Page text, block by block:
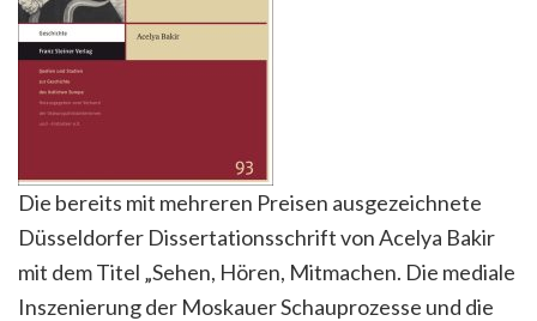
Die bereits mit mehreren Preisen ausgezeichnete
Düsseldorfer Dissertationsschrift von Acelya Bakir
mit dem Titel „Sehen, Hören, Mitmachen. Die mediale
Inszenierung der Moskauer Schauprozesse und die